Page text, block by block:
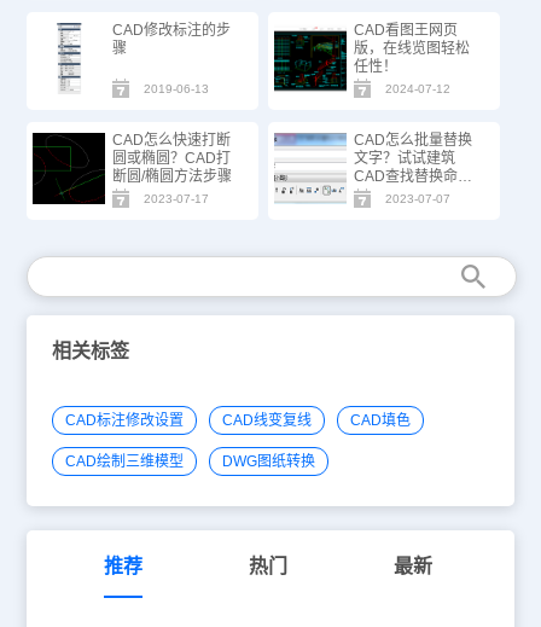
CAD修改标注的步
骤
2019-06-13
CAD看图王网页
版，在线览图轻松
任性！
2024-07-12
CAD怎么快速打断
圆或椭圆？CAD打
断圆/椭圆方法步骤
2023-07-17
CAD怎么批量替换
文字？试试建筑
CAD查找替换命
令！
2023-07-07
相关标签
CAD标注修改设置 CAD线变复线 CAD填色
CAD绘制三维模型 DWG图纸转换
推荐 热门 最新